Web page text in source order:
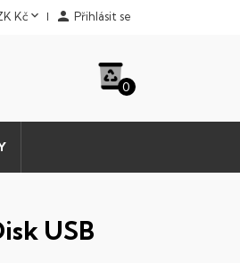
Kč  Přihlásit se
0
USB